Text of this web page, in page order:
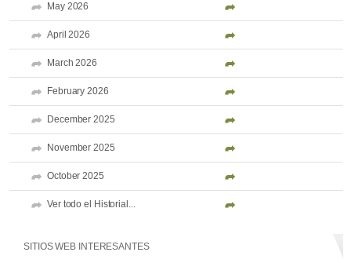
May 2026
April 2026
March 2026
February 2026
December 2025
November 2025
October 2025
Ver todo el Historial...
SITIOS WEB INTERESANTES